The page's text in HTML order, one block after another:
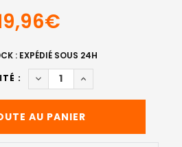
: EXPÉDIÉ SOUS 24H
:
DIMINUER LA QUANTITÉ DE
AUGMENTER LA